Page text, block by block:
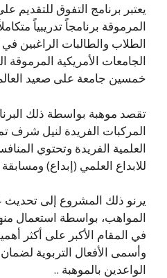
يعتبر برنامج التفوق للتقديم
المرموقة برنامجاً تدريبياً
الطلاب والطالبات الراغبين
الجامعات الأمريكية المرموقة
خمسين جامعة على صعيد
تقصد موهبة بواسطة ذلك
المركبات الفريدة لنيل شرف
العلمية الفريدة وتحتوي
للابداع العلمي (إبداع) ومسابقة
يرنو ذلك المشروع إلى
المواهب، بواسطة استعمال
في المقام الأكبر على أكثر
وأسمى الأفعال التربوية لضمان
الواعدين بالموهبة ..